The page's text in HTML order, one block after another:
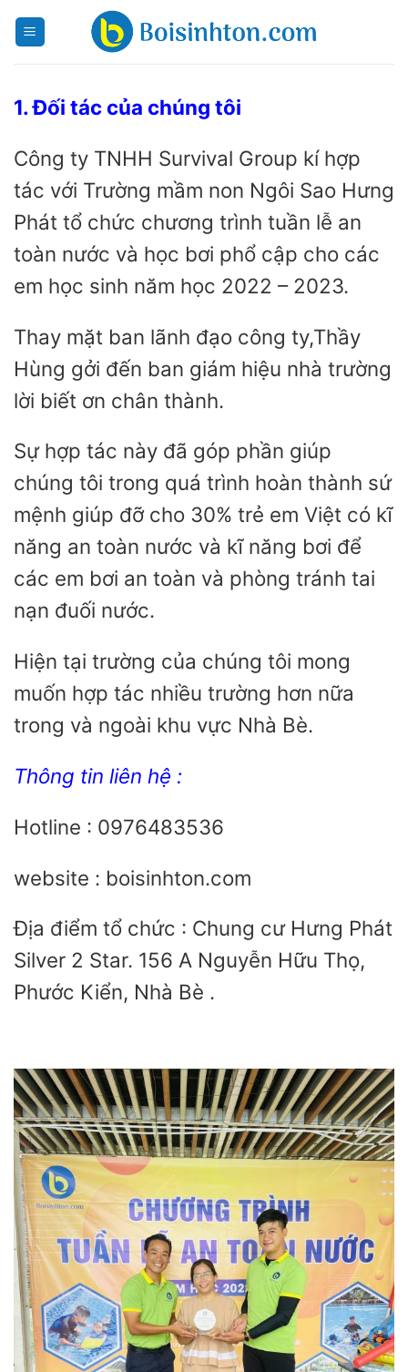
1. Đối tác của chúng tôi
Công ty TNHH Survival Group kí hợp
tác với Trường mầm non Ngôi Sao Hưng
Phát tổ chức chương trình tuần lễ an
toàn nước và học bơi phổ cập cho các
em học sinh năm học 2022 – 2023.
Thay mặt ban lãnh đạo công ty,Thầy
Hùng gởi đến ban giám hiệu nhà trường
lời biết ơn chân thành.
Sự hợp tác này đã góp phần giúp
chúng tôi trong quá trình hoàn thành sứ
mệnh giúp đỡ cho 30% trẻ em Việt có kĩ
năng an toàn nước và kĩ năng bơi để
các em bơi an toàn và phòng tránh tai
nạn đuối nước.
Hiện tại trường của chúng tôi mong
muốn hợp tác nhiều trường hơn nữa
trong và ngoài khu vực Nhà Bè.
Thông tin liên hệ :
Hotline : 0976483536
website : boisinhton.com
Địa điểm tổ chức : Chung cư Hưng Phát
Silver 2 Star. 156 A Nguyễn Hữu Thọ,
Phước Kiển, Nhà Bè .